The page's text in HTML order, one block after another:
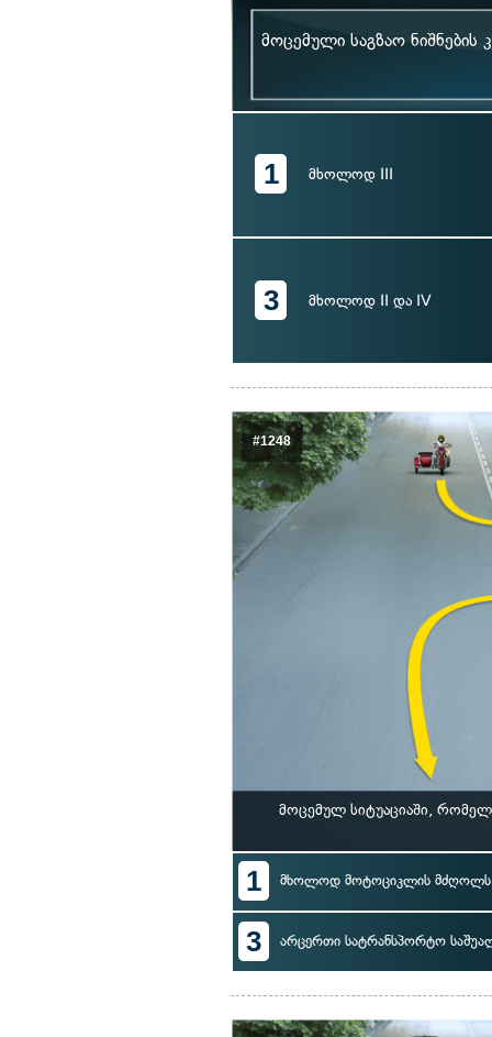
მოცემული საგზაო
1 მხოლოდ III
3 მხოლოდ II და IV
#1248
მოცემულ სიტუაციაში,
1 მხოლოდ მოტოციკლის მძღოლს
3 არცერთი სატრანსპორტო